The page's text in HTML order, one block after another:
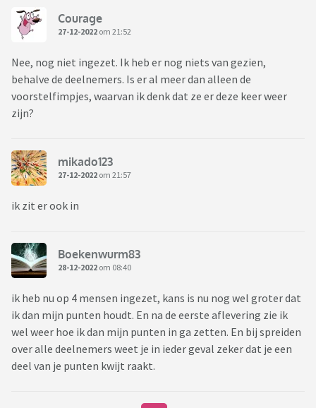
Courage
27-12-2022 om 21:52
Nee, nog niet ingezet. Ik heb er nog niets van gezien,
behalve de deelnemers. Is er al meer dan alleen de
voorstelfimpjes, waarvan ik denk dat ze er deze keer weer
zijn?
mikado123
27-12-2022 om 21:57
ik zit er ook in
Boekenwurm83
28-12-2022 om 08:40
ik heb nu op 4 mensen ingezet, kans is nu nog wel groter dat
ik dan mijn punten houdt. En na de eerste aflevering zie ik
wel weer hoe ik dan mijn punten in ga zetten. En bij spreiden
over alle deelnemers weet je in ieder geval zeker dat je een
deel van je punten kwijt raakt.